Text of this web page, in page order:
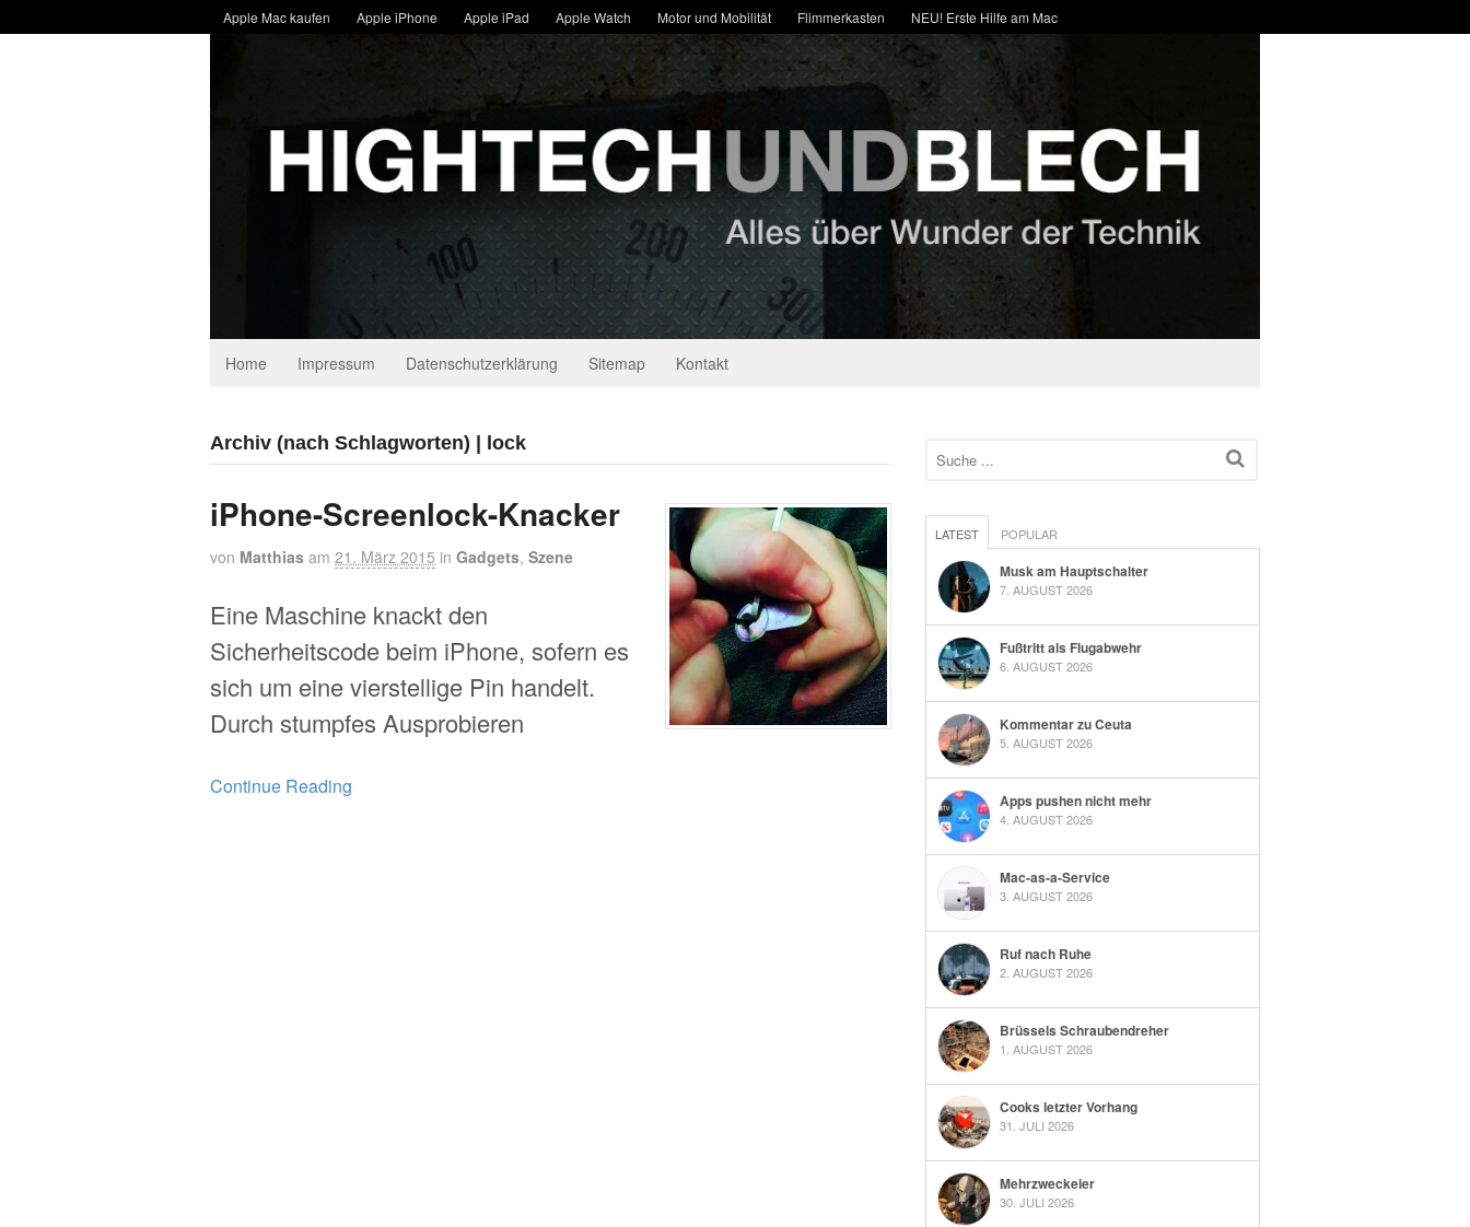
Apple Mac kaufen Apple iPhone Apple iPad Apple Watch Motor und Mobilität Flimmerkasten NEU! Erste Hilfe am Mac
Home Impressum Datenschutzerklärung Sitemap Kontakt
Archiv (nach Schlagworten) | lock
iPhone-Screenlock-Knacker
von Matthias am 21. März 2015 in Gadgets, Szene
Eine Maschine knackt den
Sicherheitscode beim iPhone, sofern es
sich um eine vierstellige Pin handelt.
Durch stumpfes Ausprobieren
Continue Reading
LATEST POPULAR
Musk am Hauptschalter
7. AUGUST 2026
Fußtritt als Flugabwehr
6. AUGUST 2026
Kommentar zu Ceuta
5. AUGUST 2026
Apps pushen nicht mehr
4. AUGUST 2026
Mac-as-a-Service
3. AUGUST 2026
Ruf nach Ruhe
2. AUGUST 2026
Brüssels Schraubendreher
1. AUGUST 2026
Cooks letzter Vorhang
31. JULI 2026
Mehrzweckeier
30. JULI 2026